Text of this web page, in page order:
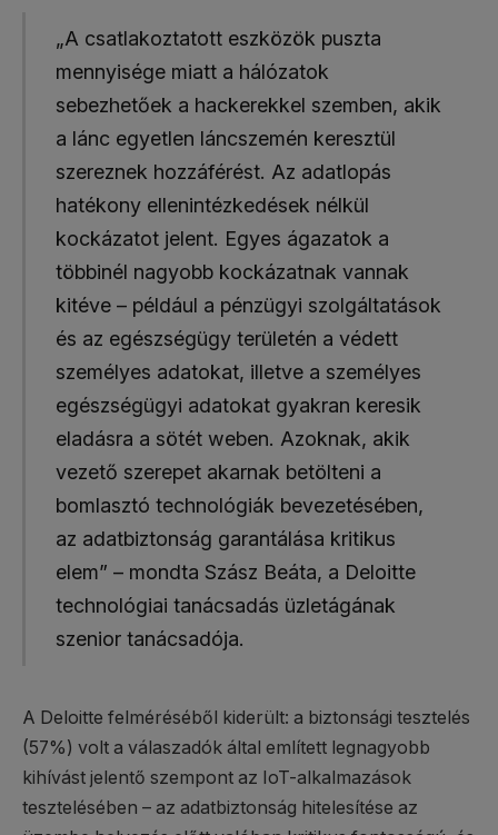
„A csatlakoztatott eszközök puszta
mennyisége miatt a hálózatok
sebezhetőek a hackerekkel szemben, akik
a lánc egyetlen láncszemén keresztül
szereznek hozzáférést. Az adatlopás
hatékony ellenintézkedések nélkül
kockázatot jelent. Egyes ágazatok a
többinél nagyobb kockázatnak vannak
kitéve – például a pénzügyi szolgáltatások
és az egészségügy területén a védett
személyes adatokat, illetve a személyes
egészségügyi adatokat gyakran keresik
eladásra a sötét weben. Azoknak, akik
vezető szerepet akarnak betölteni a
bomlasztó technológiák bevezetésében,
az adatbiztonság garantálása kritikus
elem” – mondta Szász Beáta, a Deloitte
technológiai tanácsadás üzletágának
szenior tanácsadója.
A Deloitte felméréséből kiderült: a biztonsági tesztelés
(57%) volt a válaszadók által említett legnagyobb
kihívást jelentő szempont az IoT-alkalmazások
tesztelésében – az adatbiztonság hitelesítése az